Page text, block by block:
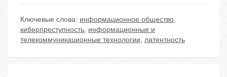
Ключевые слова: информационное общество,
киберпреступность, информационные и
телекоммуникационные технологии, латентность